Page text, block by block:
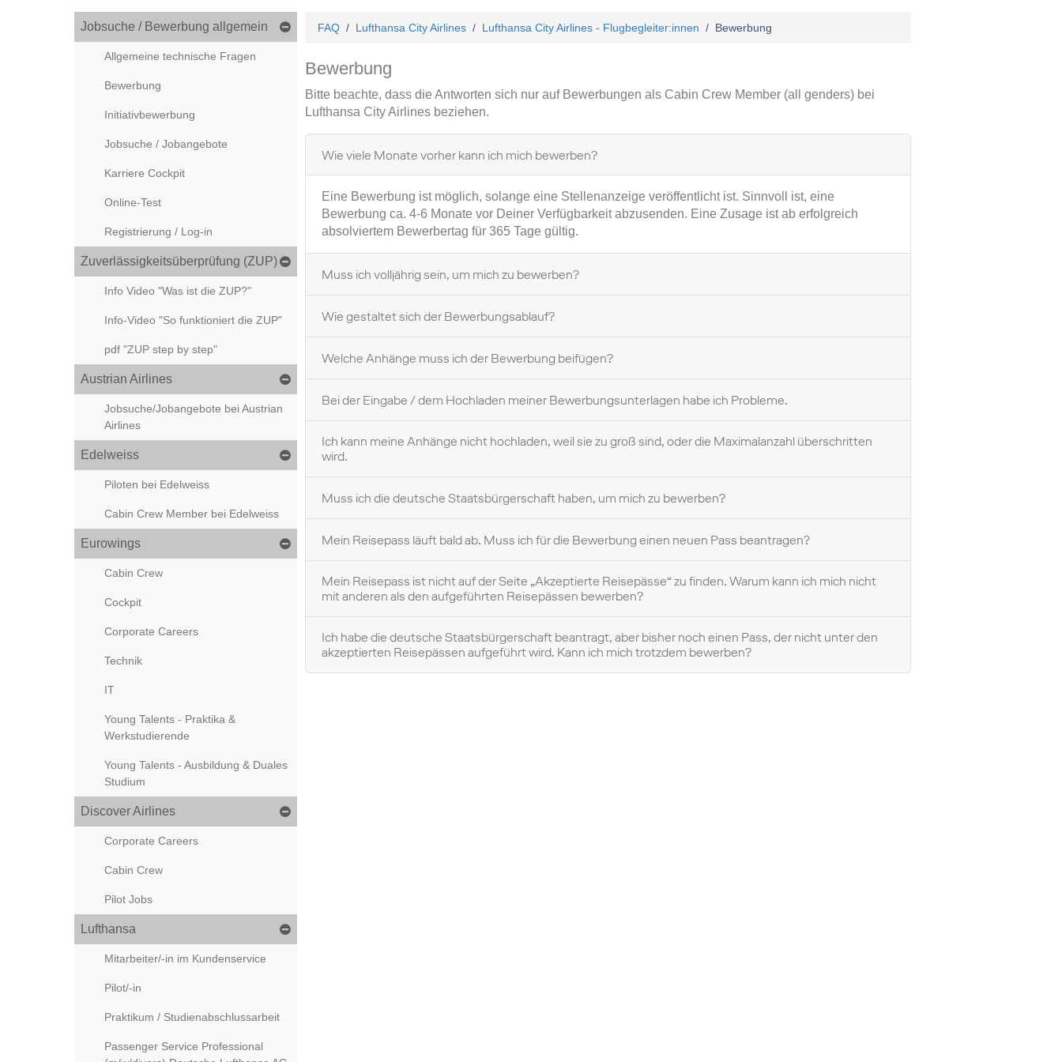
Jobsuche / Bewerbung allgemein
Allgemeine technische Fragen
Bewerbung
Initiativbewerbung
Jobsuche / Jobangebote
Karriere Cockpit
Online-Test
Registrierung / Log-in
Zuverlässigkeitsüberprüfung (ZUP)
Info Video "Was ist die ZUP?"
Info-Video "So funktioniert die ZUP"
pdf "ZUP step by step"
Austrian Airlines
Jobsuche/Jobangebote bei Austrian
Airlines
Edelweiss
Piloten bei Edelweiss
Cabin Crew Member bei Edelweiss
Eurowings
Cabin Crew
Cockpit
Corporate Careers
Technik
IT
Young Talents - Praktika &
Werkstudierende
Young Talents - Ausbildung & Duales
Studium
Discover Airlines
Corporate Careers
Cabin Crew
Pilot Jobs
Lufthansa
Mitarbeiter/-in im Kundenservice
Pilot/-in
Praktikum / Studienabschlussarbeit
Passenger Service Professional
FAQ Lufthansa City Airlines Lufthansa City Airlines - Flugbegleiter:innen Bewerbung
Bewerbung
Bitte beachte, dass die Antworten sich nur auf Bewerbungen als Cabin Crew Member (all genders) bei
Lufthansa City Airlines beziehen.
Wie viele Monate vorher kann ich mich bewerben?
Eine Bewerbung ist möglich, solange eine Stellenanzeige veröffentlicht ist. Sinnvoll ist, eine
Bewerbung ca. 4-6 Monate vor Deiner Verfügbarkeit abzusenden. Eine Zusage ist ab erfolgreich
absolviertem Bewerbertag für 365 Tage gültig.
Muss ich volljährig sein, um mich zu bewerben?
Wie gestaltet sich der Bewerbungsablauf?
Welche Anhänge muss ich der Bewerbung beifügen?
Bei der Eingabe / dem Hochladen meiner Bewerbungsunterlagen habe ich Probleme.
Ich kann meine Anhänge nicht hochladen, weil sie zu groß sind, oder die Maximalanzahl überschritten
wird.
Muss ich die deutsche Staatsbürgerschaft haben, um mich zu bewerben?
Mein Reisepass läuft bald ab. Muss ich für die Bewerbung einen neuen Pass beantragen?
Mein Reisepass ist nicht auf der Seite „Akzeptierte Reisepässe“ zu finden. Warum kann ich mich nicht
mit anderen als den aufgeführten Reisepässen bewerben?
Ich habe die deutsche Staatsbürgerschaft beantragt, aber bisher noch einen Pass, der nicht unter den
akzeptierten Reisepässen aufgeführt wird. Kann ich mich trotzdem bewerben?